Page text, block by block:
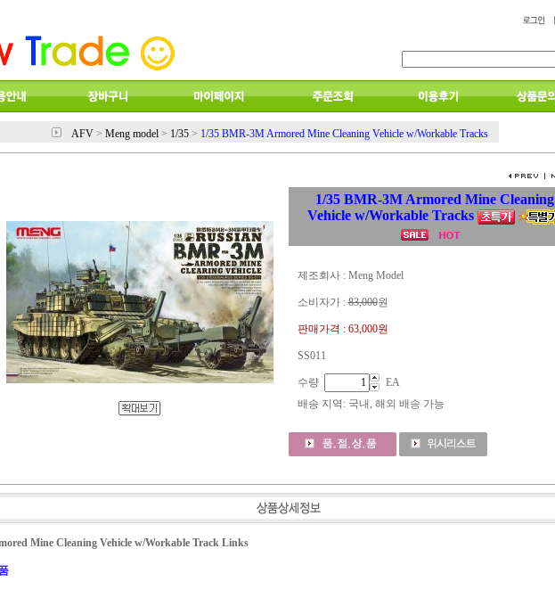
AFV > Meng model > 1/35 > 1/35 BMR-3M Armored Mine Cleaning Vehicle w/Workable Tracks
1/35 BMR-3M Armored Mine Cleaning
Vehicle w/Workable Tracks
제조회사 : Meng Model
소비자가 :83,000원
판매가격 : 63,000원
SS011
수량
EA
배송 지역 : 국내, 해외 배송 가능
Mine Cleaning Vehicle w/Workable Track Links